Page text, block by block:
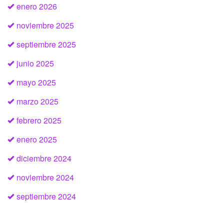
enero 2026
noviembre 2025
septiembre 2025
junio 2025
mayo 2025
marzo 2025
febrero 2025
enero 2025
diciembre 2024
noviembre 2024
septiembre 2024